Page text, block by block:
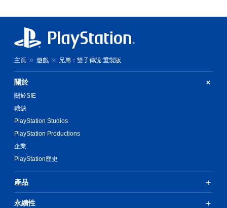
主頁 遊戲 兄弟：雙子傳說 重製版
關於
關於SIE
職缺
PlayStation Studios
PlayStation Productions
企業
PlayStation歷史
產品
永續性